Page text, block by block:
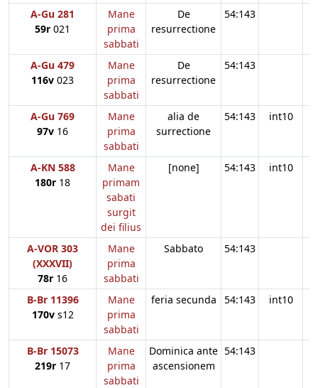
A-Gu 281
59r 021
Mane
prima
sabbati
De
resurrectione
54:143
A-Gu 479
116v 023
Mane
prima
sabbati
De
resurrectione
54:143
A-Gu 769
97v 16
Mane
prima
sabbati
alia de
surrectione
54:143 int10
A-KN 588
180r 18
Mane
primam
sabati
surgit
dei filius
[none] 54:143 int10
A-VOR 303
(XXXVII)
78r 16
Mane
prima
sabbati
Sabbato 54:143
B-Br 11396
170vs12
Mane
prima
sabbati
feria secunda 54:143 int10
B-Br 15073
219r 17
Mane
prima
sabbati
Dominica ante
ascensionem
54:143